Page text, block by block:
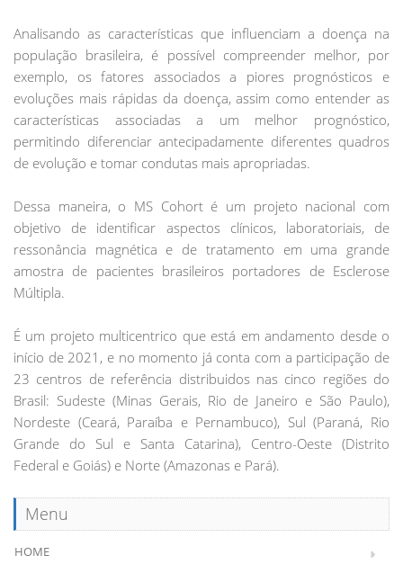
Analisando as características que influenciam a doença na
população brasileira, é possível compreender melhor, por
exemplo, os fatores associados a piores prognósticos e
evoluções mais rápidas da doença, assim como entender as
características associadas a um melhor prognóstico,
permitindo diferenciar antecipadamente diferentes quadros
de evolução e tomar condutas mais apropriadas.
Dessa maneira, o MS Cohort é um projeto nacional com
objetivo de identificar aspectos clínicos, laboratoriais, de
ressonância magnética e de tratamento em uma grande
amostra de pacientes brasileiros portadores de Esclerose
Múltipla.
É um projeto multicentrico que está em andamento desde o
início de 2021, e no momento já conta com a participação de
23 centros de referência distribuidos nas cinco regiões do
Brasil: Sudeste (Minas Gerais, Rio de Janeiro e São Paulo),
Nordeste (Ceará, Paraíba e Pernambuco), Sul (Paraná, Rio
Grande do Sul e Santa Catarina), Centro-Oeste (Distrito
Federal e Goiás) e Norte (Amazonas e Pará).
Menu
HOME